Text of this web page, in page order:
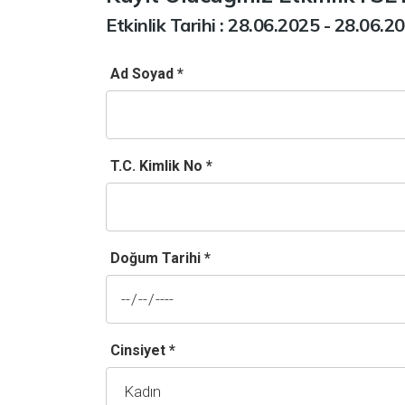
Etkinlik Tarihi : 28.06.2025 -
Ad Soyad *
T.C. Kimlik No *
Doğum Tarihi *
Cinsiyet *